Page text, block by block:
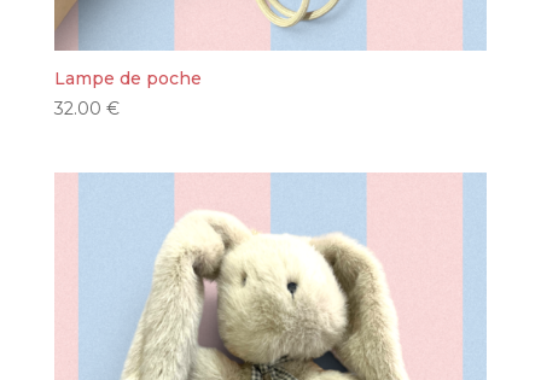
Lampe de poche
32.00 €